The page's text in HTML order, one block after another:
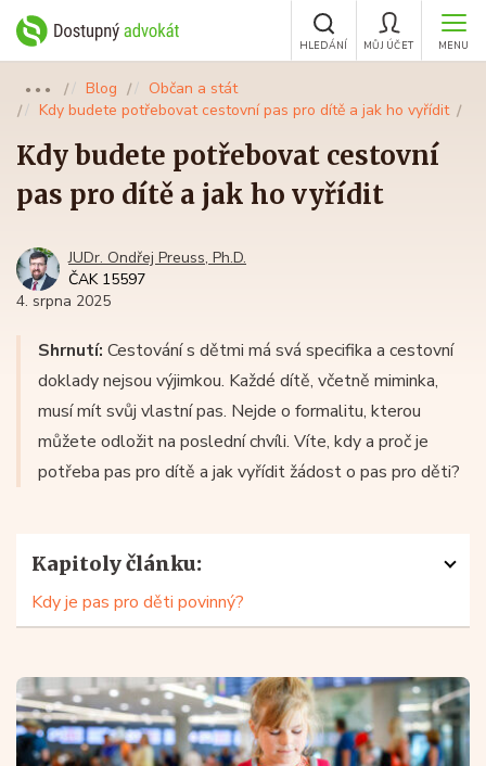
MENU
MŮJ ÚČET
HLEDÁNÍ
●●● Blog
Občan a stát
Kdy budete potřebovat cestovní pas pro dítě a jak ho vyřídit
Kdy budete potřebovat cestovní
pas pro dítě a jak ho vyřídit
JUDr. Ondřej Preuss, Ph.D.
ČAK 15597
4. srpna 2025
Shrnutí: Cestování s dětmi má svá specifika a cestovní
doklady nejsou výjimkou. Každé dítě, včetně miminka,
musí mít svůj vlastní pas. Nejde o formalitu, kterou
můžete odložit na poslední chvíli. Víte, kdy a proč je
potřeba pas pro dítě a jak vyřídit žádost o pas pro děti?
Kapitoly článku:
Kdy je pas pro děti povinný?